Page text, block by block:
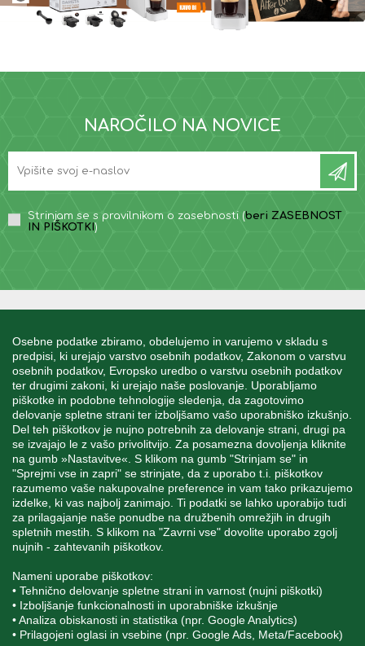
Osebne podatke zbiramo, obdelujemo in varujemo v skladu s
predpisi, ki urejajo varstvo osebnih podatkov, Zakonom o varstvu
osebnih podatkov, Evropsko uredbo o varstvu osebnih podatkov
ter drugimi zakoni, ki urejajo naše poslovanje. Uporabljamo
piškotke in podobne tehnologije sledenja, da zagotovimo
delovanje spletne strani ter izboljšamo vašo uporabniško izkušnjo.
Del teh piškotkov je nujno potrebnih za delovanje strani, drugi pa
se izvajajo le z vašo privolitvijo. Za posamezna dovoljenja kliknite
na gumb »Nastavitve«. S klikom na gumb "Strinjam se" in
"Sprejmi vse in zapri" se strinjate, da z uporabo t.i. piškotkov
razumemo vaše nakupovalne preference in vam tako prikazujemo
izdelke, ki vas najbolj zanimajo. Ti podatki se lahko uporabijo tudi
za prilagajanje naše ponudbe na družbenih omrežjih in drugih
spletnih mestih. S klikom na "Zavrni vse" dovolite uporabo zgolj
nujnih - zahtevanih piškotkov.
Nameni uporabe piškotkov:
• Tehnično delovanje spletne strani in varnost (nujni piškotki)
• Izboljšanje funkcionalnosti in uporabniške izkušnje
• Analiza obiskanosti in statistika (npr. Google Analytics)
• Prilagojeni oglasi in vsebine (npr. Google Ads, Meta/Facebook)
NAROČILO NA NOVICE
Strinjam se s pravilnikom o zasebnosti (beri ZASEBNOST
IN PIŠKOTKI )
MOJ RAČUN
STORITEV ZA STRANKE
SPREMLJAJTE NAS
+386 1 562 21 11